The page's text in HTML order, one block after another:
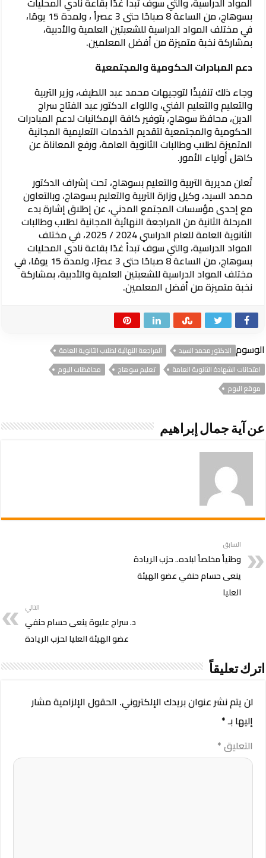
بسوهاج، من الساعة 8 صباحًا حتى 3 عصراً ، ولمدة 15 يومًا،
في مختلف المواد الدراسية للشعبتين العلمية والأدبية،
بمشاركة نخبة متميزة من أفضل المعلمين.
دعم المبادرات الحكومية والمجتمعية
وجاء ذلك تنفيذًا لتوجيهات محمد عبد اللطيف، وزير التربية
والتعليم والتعليم الفني، واللواء الدكتور عبد الفتاح سراج
الدين، محافظ سوهاج، بتوفير كافة الإمكانيات لدعم المبادرات
الحكومية والمجتمعية لتقديم الخدمات التعليمية المجانية
المتميزة لطلاب وطالبات الثانوية العامة، ورفع المعاناة عن
كاهل أولياء الأمور.
تُعلن مديرية التربية والتعليم بسوهاج، تحت إشراف الدكتور
محمد السيد، وكيل وزارة التربية والتعليم بسوهاج، وبالتعاون
مع إحدى مؤسسات المجتمع المدني، عن إطلاق إشارة بدء
المرحلة الثانية من المراجعة النهائية المجانية لطلاب وطالبات
الثانوية العامة للعام الدراسي 2024 / 2025، في مختلف
المواد الدراسية، والتي سوف تبدأ غدًا بقاعة نادي المحليات
بسوهاج، من الساعة 8 صباحًا حتى 3 عصرًا، ولمدة 15 يومًا، في
مختلف المواد الدراسية للشعبتين العلمية والأدبية، بمشاركة
نخبة متميزة من أفضل المعلمين.
الوسوم الدكتور محمد السيد
المراجعة النهائية لطلاب الثانوية العامة
امتحانات الشهادة الثانوية العامة
تعليم سوهاج
محافظات اليوم
موقع اليوم
عن آية جمال إبراهيم
السابق
وطنياً مخلصاً لبلده.. حزب الريادة
ينعى حسام حنفي عضو الهيئة
العليا
التالي
د. سراج عليوة ينعى حسام حنفي
عضو الهيئة العليا لحزب الريادة
اترك تعليقاً
لن يتم نشر عنوان بريدك الإلكتروني. الحقول الإلزامية مشار
إليها بـ*
التعليق*